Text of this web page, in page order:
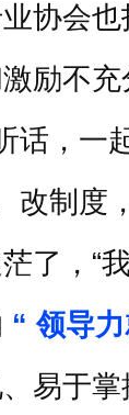
协会也
励不充
，一
制度
了， “
“ 领导
易于